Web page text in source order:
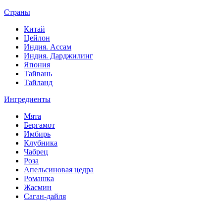
Страны
Китай
Цейлон
Индия. Ассам
Индия. Дарджилинг
Япония
Тайвань
Тайланд
Ингредиенты
Мята
Бергамот
Имбирь
Клубника
Чабрец
Роза
Апельсиновая цедра
Ромашка
Жасмин
Саган-дайля